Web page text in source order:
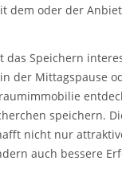
dem oder der
das Speichern
der Mittagspause
speichern.
nicht nur
auch bessere